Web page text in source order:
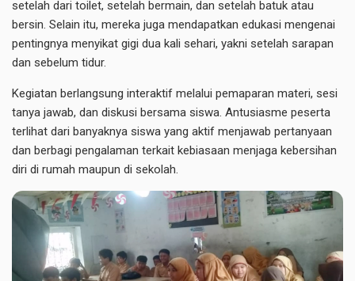
setelah dari toilet, setelah bermain, dan setelah batuk atau
bersin. Selain itu, mereka juga mendapatkan edukasi mengenai
pentingnya menyikat gigi dua kali sehari, yakni setelah sarapan
dan sebelum tidur.
Kegiatan berlangsung interaktif melalui pemaparan materi, sesi
tanya jawab, dan diskusi bersama siswa. Antusiasme peserta
terlihat dari banyaknya siswa yang aktif menjawab pertanyaan
dan berbagi pengalaman terkait kebiasaan menjaga kebersihan
diri di rumah maupun di sekolah.